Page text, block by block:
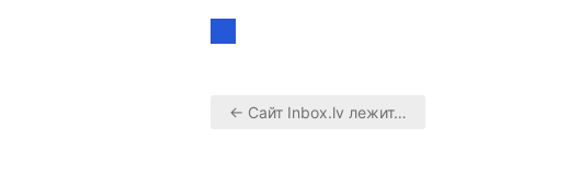
← Сайт Inbox.lv лежит…